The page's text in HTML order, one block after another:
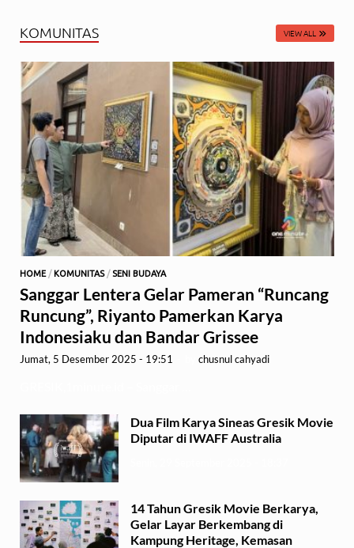
KOMUNITAS VIEW ALL
HOME / KOMUNITAS/ SENI BUDAYA
Sanggar Lentera Gelar Pameran “Runcang
Runcung”, Riyanto Pamerkan Karya
Indonesiaku dan Bandar Grissee
Jumat, 5 Desember 2025 - 19:51 chusnul cahyadi
Dua Film Karya Sineas Gresik Movie
Diputar di IWAFF Australia
14 Tahun Gresik Movie Berkarya,
Gelar Layar Berkembang di
Kampung Heritage, Kemasan